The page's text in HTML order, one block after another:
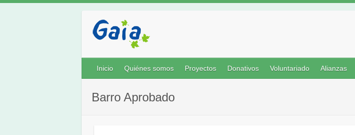
Inicio Quiénes somos Proyectos Donativos Voluntariado Alianzas
Barro Aprobado